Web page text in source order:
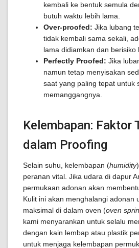
kembali ke bentuk semula
butuh waktu lebih lama.
Over-proofed: Jika lubang
tidak kembali sama sekali,
lama didiamkan dan berisiko
Perfectly Proofed: Jika
namun tetap menyisakan
saat yang paling tepat untuk
memanggangnya.
Kelembapan: Faktor
dalam Proofing
Selain suhu, kelembapan (humidity
peranan vital. Jika udara di dapur
permukaan adonan akan
Kulit ini akan menghalangi adonan
maksimal di dalam oven (oven
kami menyarankan untuk selalu
dengan kain lembap atau plastik
untuk menjaga kelembapan